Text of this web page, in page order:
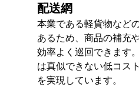
配送網
本業である軽貨物など
あるため、商品の補充
効率よく巡回できます
は真似できない低コス
を実現しています。